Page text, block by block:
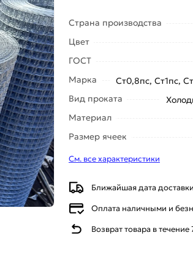
Страна производства
Цвет
ГОСТ
Марка
Ст0,8пс, Ст1пс,
Вид проката
Материал
Размер ячеек
См. все характеристики
Ближайшая дата
Оплата наличными и
Возврат товара в течение